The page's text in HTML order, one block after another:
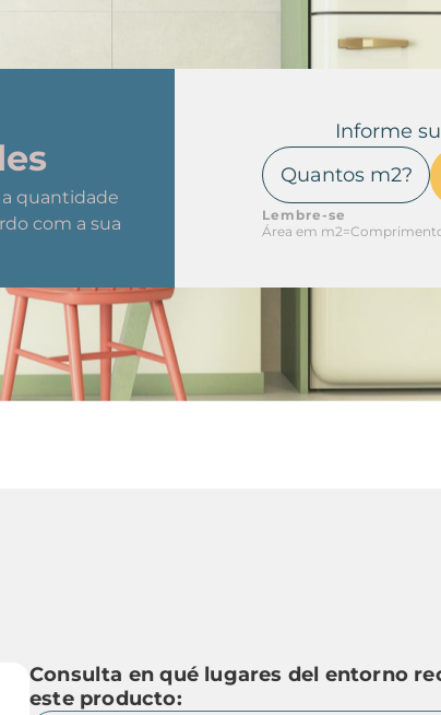
quantidade
com a sua
Informe
Lembre-se
Área em
Consulta en qué lugares del entorno
este producto: